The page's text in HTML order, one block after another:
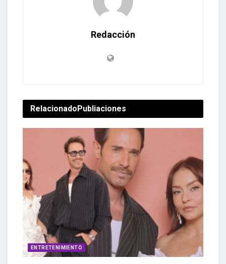
Redacción
RelacionadoPubliaciones
ENTRETENIMIENTO